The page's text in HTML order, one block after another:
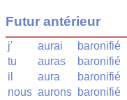
Futur antérieur
j' aurai
baronifié
tu
auras
baronifié
il
aura
baronifié
nous aurons baronifié